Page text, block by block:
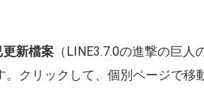
更新檔案 （LINE3.7.0の進撃の巨人
クリックして、個別ページで移